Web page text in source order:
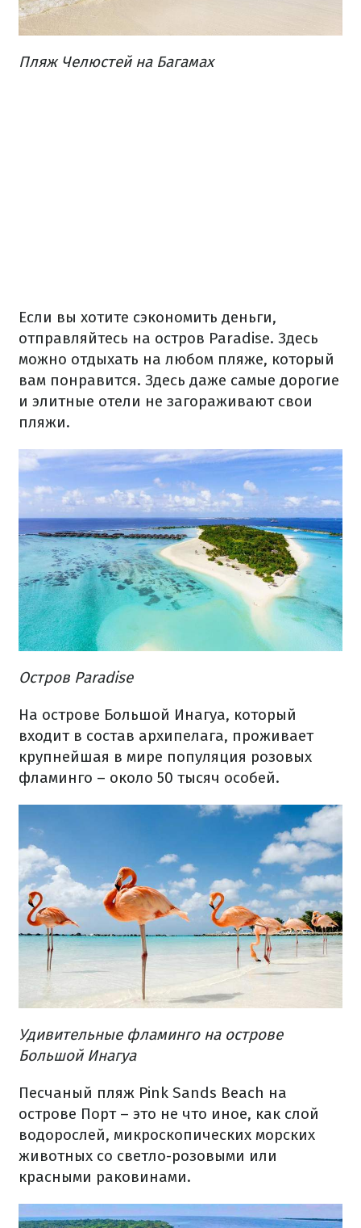
Пляж Челюстей на Багамах
Если вы хотите сэкономить деньги,
отправляйтесь на остров Paradise. Здесь
можно отдыхать на любом пляже, который
вам понравится. Здесь даже самые дорогие
и элитные отели не загораживают свои
пляжи.
Остров Paradise
На острове Большой Инагуа, который
входит в состав архипелага, проживает
крупнейшая в мире популяция розовых
фламинго – около 50 тысяч особей.
Удивительные фламинго на острове
Большой Инагуа
Песчаный пляж Pink Sands Beach на
острове Порт – это не что иное, как слой
водорослей, микроскопических морских
животных со светло-розовыми или
красными раковинами.